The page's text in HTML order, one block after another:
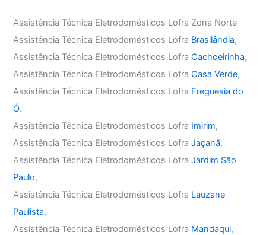
Assistência Técnica Eletrodomésticos Lofra Zona Norte
Assistência Técnica Eletrodomésticos Lofra Brasilândia,
Assistência Técnica Eletrodomésticos LofraCachoeirinha,
Assistência Técnica Eletrodomésticos LofraCasa Verde,
Assistência Técnica Eletrodomésticos Lofra Freguesia do
Ó,
Assistência Técnica Eletrodomésticos Lofra Imirim,
Assistência Técnica Eletrodomésticos LofraJaçanã,
Assistência Técnica Eletrodomésticos LofraJardim São
Paulo,
Assistência Técnica Eletrodomésticos Lofra Lauzane
Paulista,
Assistência Técnica Eletrodomésticos Lofra Mandaqui,